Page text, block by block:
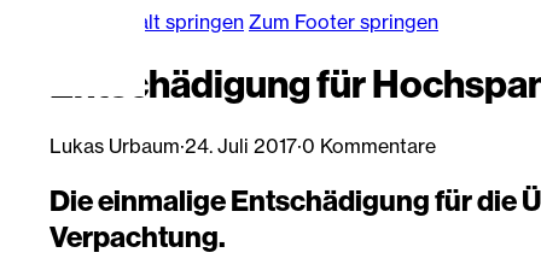
Zum Hauptinhalt springen Zum Footer springen
Entschädigung für
Lukas Urbaum·24. Juli 2017·0 Kommentare
Die einmalige Entschädigung für die
Verpachtung.